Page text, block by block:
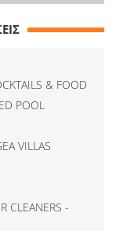
& FOOD
POOL
VILLAS
-